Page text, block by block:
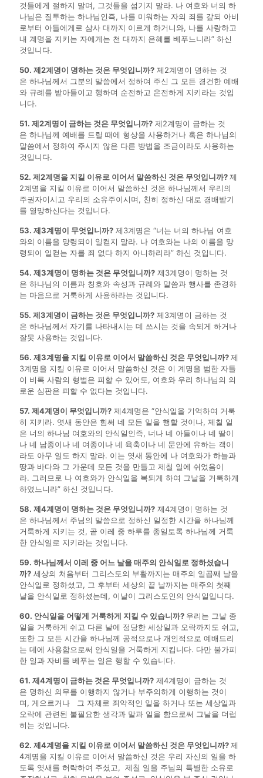
것들에게 절하지 말며, 그것들을 섬기지 말라. 나 여호와 너의 하
나님은 질투하는 하나님인즉, 나를 미워하는 자의 죄를 갚되 아비
로부터 아들에게로 삼사 대까지 이르게 하거니와, 나를 사랑하고
내 계명을 지키는 자에게는 천 대까지 은혜를 베푸느니라” 하신
것입니다.
50. 제2계명이 명하는 것은 무엇입니까? 제2계명이 명하는 것
은 하나님께서 그분의 말씀에서 정하여 주신 그 모든 경건한 예배
와 규례를 받아들이고 행하며 순전하고 온전하게 지키라는 것입
니다.
51. 제2계명이 금하는 것은 무엇입니까? 제2계명이 금하는 것
은 하나님께 예배를 드릴 때에 형상을 사용하거나 혹은 하나님의
말씀에서 정하여 주시지 않은 다른 방법을 조금이라도 사용하는
것입니다.
52. 제2계명을 지킬 이유로 이어서 말씀하신 것은 무엇입니까?제
2계명을 지킬 이유로 이어서 말씀하신 것은 하나님께서 우리의
주권자이시고 우리의 소유주이시며, 친히 정하신 대로 경배받기
를 열망하신다는 것입니다.
53. 제3계명이 무엇입니까? 제3계명은 “너는 너의 하나님 여호
와의 이름을 망령되이 일컫지 말라. 나 여호와는 나의 이름을 망
령되이 일컫는 자를 죄 없다 하지 아니하리라” 하신 것입니다.
54. 제3계명이 명하는 것은 무엇입니까? 제3계명이 명하는 것
은 하나님의 이름과 칭호와 속성과 규례와 말씀과 행사를 존경하
는 마음으로 거룩하게 사용하라는 것입니다.
55. 제3계명이 금하는 것은 무엇입니까? 제3계명이 금하는 것
은 하나님께서 자기를 나타내시는 데 쓰시는 것을 속되게 하거나
잘못 사용하는 것입니다.
56. 제3계명을 지킬 이유로 이어서 말씀하신 것은 무엇입니까?제
3계명을 지킬 이유로 이어서 말씀하신 것은 이 계명을 범한 자들
이 비록 사람의 형벌은 피할 수 있어도, 여호와 우리 하나님의 의
로운 심판은 피할 수 없다는 것입니다.
57. 제4계명이 무엇입니까? 제4계명은 “안식일을 기억하여 거룩
히 지키라. 엿새 동안은 힘써 네 모든 일을 행할 것이나, 제칠 일
은 너의 하나님 여호와의 안식일인즉, 너나 네 아들이나 네 딸이
나 네 남종이나 네 여종이나 네 육축이나 네 문안에 유하는 객이
라도 아무 일도 하지 말라. 이는 엿새 동안에 나 여호와가 하늘과
땅과 바다와 그 가운데 모든 것을 만들고 제칠 일에 쉬었음이
라. 그러므로 나 여호와가 안식일을 복되게 하여 그날을 거룩하게
하였느니라” 하신 것입니다.
58. 제4계명이 명하는 것은 무엇입니까? 제4계명이 명하는 것
은 하나님께서 주님의 말씀으로 정하신 일정한 시간을 하나님께
거룩하게 지키는 것, 곧 이레 중 하루를 종일토록 하나님께 거룩
한 안식일로 지키라는 것입니다.
59. 하나님께서 이레 중 어느 날을 매주의 안식일로 정하셨습니
까? 세상의 처음부터 그리스도의 부활까지는 매주의 일곱째 날을
안식일로 정하셨고, 그 후부터 세상의 끝 날까지는 매주의 첫째
날을 안식일로 정하셨는데, 이날이 그리스도인의 안식일입니다.
60. 안식일을 어떻게 거룩하게 지킬 수 있습니까? 우리는 그날 종
일을 거룩하게 쉬고 다른 날에 정당한 세상일과 오락까지도 쉬고,
또한 그 모든 시간을 하나님께 공적으로나 개인적으로 예배드리
는 데에 사용함으로써 안식일을 거룩하게 지킵니다. 다만 불가피
한 일과 자비를 베푸는 일은 행할 수 있습니다.
61. 제4계명이 금하는 것은 무엇입니까? 제4계명이 금하는 것
은 명하신 의무를 이행하지 않거나 부주의하게 이행하는 것이
며, 게으르거나 그 자체로 죄악적인 일을 하거나 또는 세상일과
오락에 관련된 불필요한 생각과 말과 일을 함으로써 그날을 더럽
히는 것입니다.
62. 제4계명을 지킬 이유로 이어서 말씀하신 것은 무엇입니까?제
4계명을 지킬 이유로 이어서 말씀하신 것은 우리 자신의 일을 하
도록 엿새를 허락하여 주셨고, 제칠 일을 주님의 특별한 소유로